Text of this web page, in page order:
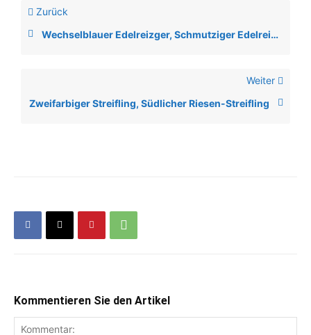
Zurück
Wechselblauer Edelreizger, Schmutziger Edelreizger, Brauner Kiefern-Blutreizker
Weiter
Zweifarbiger Streifling, Südlicher Riesen-Streifling
Kommentieren Sie den Artikel